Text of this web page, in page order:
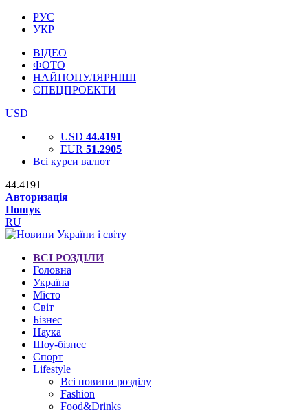
РУС
УКР
ВІДЕО
ФОТО
НАЙПОПУЛЯРНІШІ
СПЕЦПРОЕКТИ
USD
USD 44.4191
EUR 51.2905
Всі курси валют
44.4191
Авторизація
Пошук
RU
ВСІ РОЗДІЛИ
Головна
Україна
Місто
Світ
Бізнес
Наука
Шоу-бізнес
Спорт
Lifestyle
Всі новини розділу
Fashion
Food&Drinks